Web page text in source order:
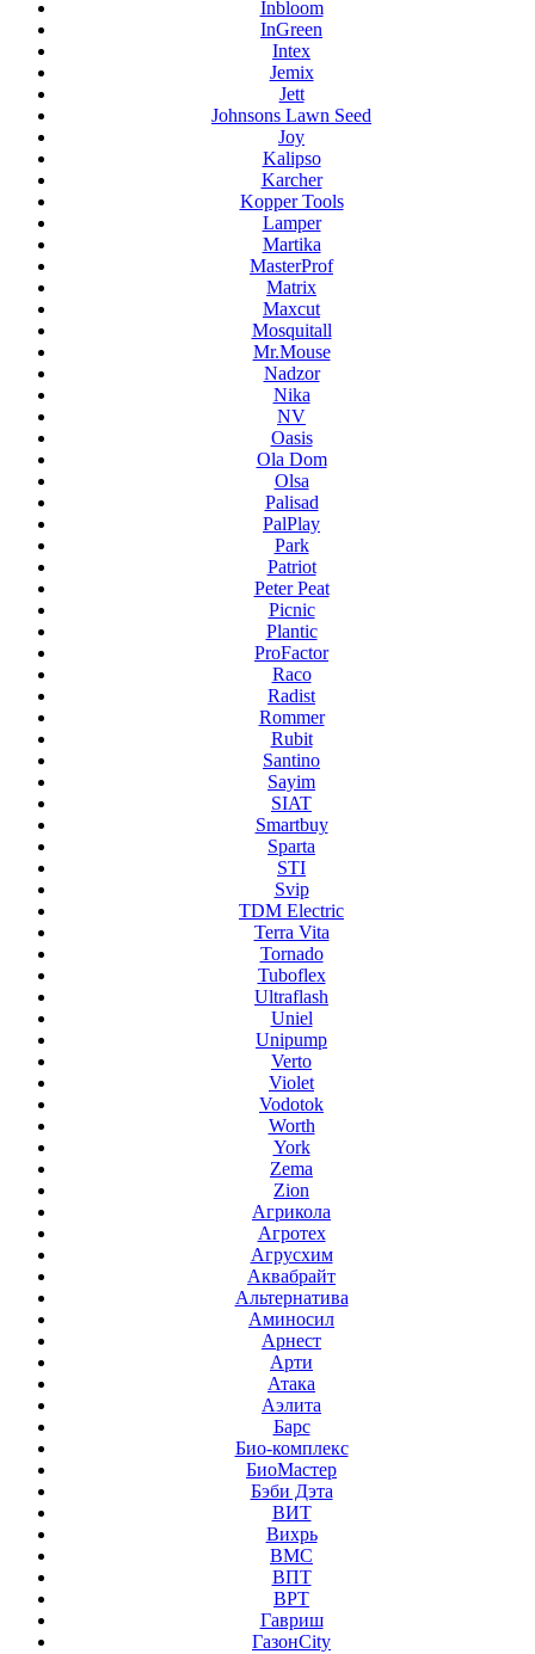
Inbloom
InGreen
Intex
Jemix
Jett
Johnsons Lawn Seed
Joy
Kalipso
Karcher
Kopper Tools
Lamper
Martika
MasterProf
Matrix
Maxcut
Mosquitall
Mr.Mouse
Nadzor
Nika
NV
Oasis
Ola Dom
Olsa
Palisad
PalPlay
Park
Patriot
Peter Peat
Picnic
Plantic
ProFactor
Raco
Radist
Rommer
Rubit
Santino
Sayim
SIAT
Smartbuy
Sparta
STI
Svip
TDM Electric
Terra Vita
Tornado
Tuboflex
Ultraflash
Uniel
Unipump
Verto
Violet
Vodotok
Worth
York
Zema
Zion
Агрикола
Агротех
Агрусхим
Аквабрайт
Альтернатива
Аминосил
Арнест
Арти
Атака
Аэлита
Барс
Био-комплекс
БиоМастер
Бэби Дэта
ВИТ
Вихрь
ВМС
ВПТ
ВРТ
Гавриш
ГазонCity